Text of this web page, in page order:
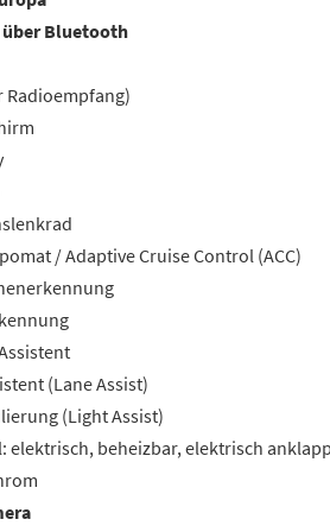
über Bluetooth
Radioempfang)
/ Adaptive Cruise Control (ACC)
(Lane Assist)
(Light Assist)
elektrisch, beheizbar, elektrisch